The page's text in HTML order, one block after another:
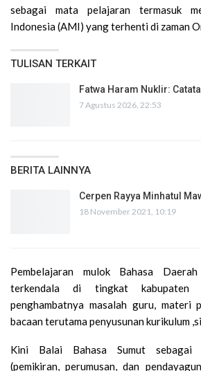
sebagai mata pelajaran termasuk
Indonesia (AMI) yang terhenti di zaman
TULISAN TERKAIT
Fatwa Haram Nuklir:
7 Agustus 2026, 22:53
BERITA LAINNYA
Cerpen Rayya Minhatul
18 November 2021, 10:19
Pembelajaran mulok Bahasa
terkendala di tingkat
penghambatnya masalah guru, materi
bacaan terutama penyusunan kurikulum
Kini Balai Bahasa Sumut sebagai
(pemikiran, perumusan, dan